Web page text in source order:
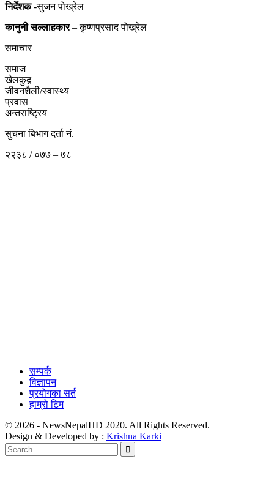
निर्देशक-सुजन पोख्रेल
कानुनी सल्लाहकार– कृष्णप्रसाद पोख्रेल
समाचार
समाज
खेलकुद़़
जीवनशैली/स्वास्थ्य
प्रवास
अन्तराष्ट्रिय
सुचना बिभाग दर्ता नं.
२२३८ / ०७७ – ७८
सम्पर्क
विज्ञापन
प्रयोगका सर्त
हाम्रो टिम
© 2026 - NewsNepalHD 2020. All Rights Reserved.
Design & Developed by : Krishna Karki